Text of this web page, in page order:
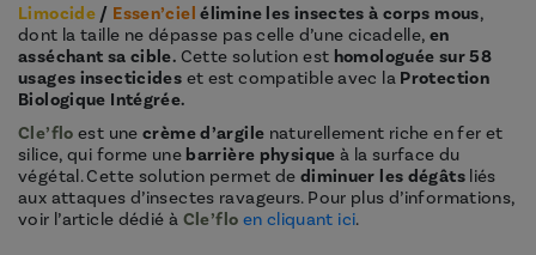
Limocide / Essen’ciel élimine les insectes à corps mous,
dont la taille ne dépasse pas celle d’une cicadelle, en
asséchant sa cible. Cette solution est homologuée sur 58
usages insecticides et est compatible avec laProtection
Biologique Intégrée.
Cle’flo est une crème d’argile naturellement riche en fer et
silice, qui forme unebarrière physique à la surface du
végétal. Cette solution permet de diminuer les dégâts liés
aux attaques d’insectes ravageurs. Pour plus d’informations,
voir l’article dédié à Cle’flo en cliquant ici.